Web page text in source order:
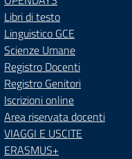
Libri di testo
Linguistico GCE
Scienze Umane
Registro Docenti
Registro Genitori
Iscrizioni online
Area riservata docenti
VIAGGI E USCITE
ERASMUS+